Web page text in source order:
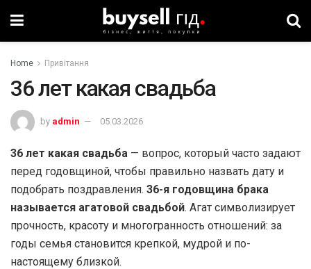
Home Привітання
36 лет какая свадьба
by admin 05.03.2026
36 лет какая свадьба — вопрос, который часто задают
перед годовщиной, чтобы правильно назвать дату и
подобрать поздравления. 36-я годовщина брака
называется агатовой свадьбой. Агат символизирует
прочность, красоту и многогранность отношений: за
годы семья становится крепкой, мудрой и по-
настоящему близкой.